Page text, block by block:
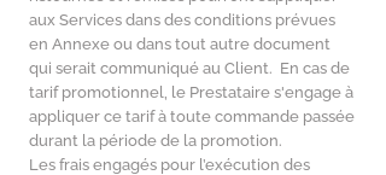
aux Services dans des conditions prévues
en Annexe ou dans tout autre document
qui serait communiqué au Client. En cas de
tarif promotionnel, le Prestataire s'engage à
appliquer ce tarif à toute commande passée
durant la période de la promotion.
Les frais engagés pour l’exécution des